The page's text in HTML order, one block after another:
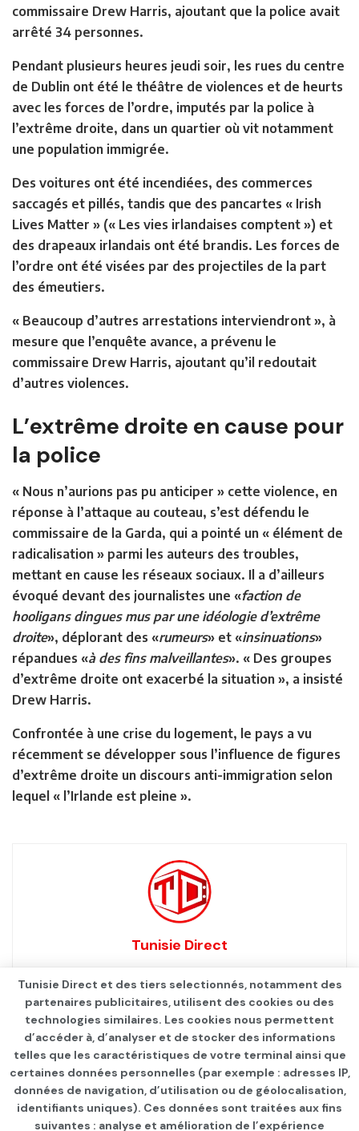
commissaire Drew Harris, ajoutant que la police avait
arrêté 34 personnes.
Pendant plusieurs heures jeudi soir, les rues du centre
de Dublin ont été le théâtre de violences et de heurts
avec les forces de l’ordre, imputés par la police à
l’extrême droite, dans un quartier où vit notamment
une population immigrée.
Des voitures ont été incendiées, des commerces
saccagés et pillés, tandis que des pancartes « Irish
Lives Matter » (« Les vies irlandaises comptent ») et
des drapeaux irlandais ont été brandis. Les forces de
l’ordre ont été visées par des projectiles de la part
des émeutiers.
« Beaucoup d’autres arrestations interviendront », à
mesure que l’enquête avance, a prévenu le
commissaire Drew Harris, ajoutant qu’il redoutait
d’autres violences.
L’extrême droite en cause pour
la police
« Nous n’aurions pas pu anticiper » cette violence, en
réponse à l’attaque au couteau, s’est défendu le
commissaire de la Garda, qui a pointé un « élément de
radicalisation » parmi les auteurs des troubles,
mettant en cause les réseaux sociaux. Il a d’ailleurs
évoqué devant des journalistes une «faction de
hooligans dingues mus par une idéologie d’extrême
droite», déplorant des «rumeurs» et «insinuations»
répandues «à des fins malveillantes». « Des groupes
d’extrême droite ont exacerbé la situation », a insisté
Drew Harris.
Confrontée à une crise du logement, le pays a vu
récemment se développer sous l’influence de figures
d’extrême droite un discours anti-immigration selon
lequel « l’Irlande est pleine ».
Tunisie Direct
Tunisie Direct et des tiers selectionnés, notamment des
partenaires publicitaires, utilisent des cookies ou des
technologies similaires. Les cookies nous permettent
d’accéder à, d’analyser et de stocker des informations
telles que les caractéristiques de votre terminal ainsi que
certaines données personnelles (par exemple : adresses IP,
données de navigation, d’utilisation ou de géolocalisation,
identifiants uniques). Ces données sont traitées aux fins
suivantes : analyse et amélioration de l’expérience